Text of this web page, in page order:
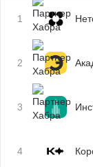
1
2
3
4